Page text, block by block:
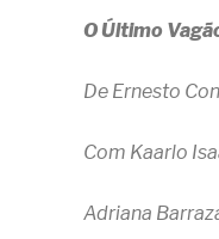
O Último
De Ernesto
Com Kaarlo
Adriana